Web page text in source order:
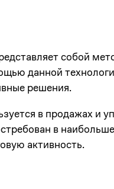
собой
данной
решения.
в продажах и
в
активность.